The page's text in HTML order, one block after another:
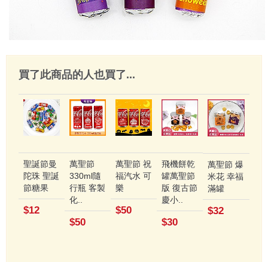
買了此商品的人也買了...
聖誕節曼
陀珠 聖誕
節糖果
$12
萬聖節
330ml隨
行瓶 客製
化..
$50
萬聖節 祝
福汽水 可
樂
$50
飛機餅乾
罐萬聖節
版 復古節
慶小..
$30
萬聖節 爆
米花 幸福
滿罐
$32